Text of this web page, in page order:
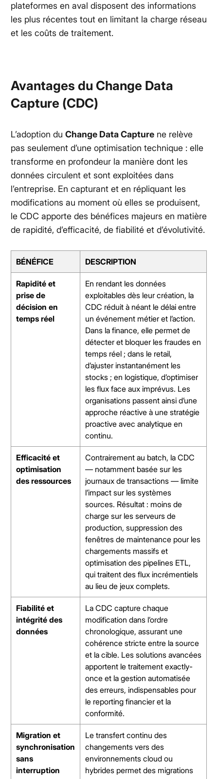
plateformes en aval disposent des informations
les plus récentes tout en limitant la charge réseau
et les coûts de traitement.
Avantages du Change Data
Capture (CDC)
L’adoption duChange Data Capture ne relève
pas seulement d’une optimisation technique : elle
transforme en profondeur la manière dont les
données circulent et sont exploitées dans
l’entreprise. En capturant et en répliquant les
modifications au moment où elles se produisent,
le CDC apporte des bénéfices majeurs en matière
de rapidité, d’efficacité, de fiabilité et d’évolutivité.
BÉNÉFICE DESCRIPTION
Rapidité et
prise de
décision en
temps réel
En rendant les données
exploitables dès leur création, la
CDC réduit à néant le délai entre
un événement métier et l’action.
Dans la finance, elle permet de
détecter et bloquer les fraudes en
temps réel ; dans le retail,
d’ajuster instantanément les
stocks ; en logistique, d’optimiser
les flux face aux imprévus. Les
organisations passent ainsi d’une
approche réactive à une stratégie
proactive avec analytique en
continu.
Efficacité et
optimisation
des ressources
Contrairement au batch, la CDC
— notamment basée sur les
journaux de transactions — limite
l’impact sur les systèmes
sources. Résultat : moins de
charge sur les serveurs de
production, suppression des
fenêtres de maintenance pour les
chargements massifs et
optimisation des pipelines ETL,
qui traitent des flux incrémentiels
au lieu de jeux complets.
Fiabilité et
intégrité des
données
La CDC capture chaque
modification dans l’ordre
chronologique, assurant une
cohérence stricte entre la source
et la cible. Les solutions avancées
apportent le traitementexactly-
once et la gestion automatisée
des erreurs, indispensables pour
le reporting financier et la
conformité.
Migration et
synchronisation
sans
interruption
Le transfert continu des
changements vers des
environnements cloud ou
hybrides permet des migrations